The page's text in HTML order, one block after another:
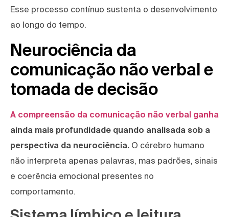
Esse processo contínuo sustenta o desenvolvimento
ao longo do tempo.
Neurociência da
comunicação não verbal e
tomada de decisão
A compreensão da comunicação não verbal ganha
ainda mais profundidade quando analisada sob a
perspectiva da neurociência. O cérebro humano
não interpreta apenas palavras, mas padrões, sinais
e coerência emocional presentes no
comportamento.